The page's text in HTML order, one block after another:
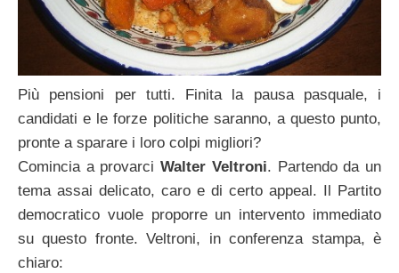
Più pensioni per tutti. Finita la pausa pasquale, i
candidati e le forze politiche saranno, a questo punto,
pronte a sparare i loro colpi migliori?
Comincia a provarciWalter Veltroni. Partendo da un
tema assai delicato, caro e di certo appeal. Il Partito
democratico vuole proporre un intervento immediato
su questo fronte. Veltroni, in conferenza stampa, è
chiaro: